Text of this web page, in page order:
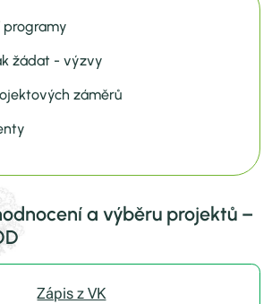
programy
žádat - výzvy
záměrů
a výběru projektů –
Zápis z VK